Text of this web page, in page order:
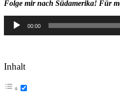
Folge mir nach Südamerika! Für
Audio-
Player
00:00
Inhalt